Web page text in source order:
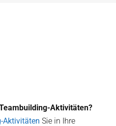
Aktivitäten?
Aktivitäten Sie in Ihre